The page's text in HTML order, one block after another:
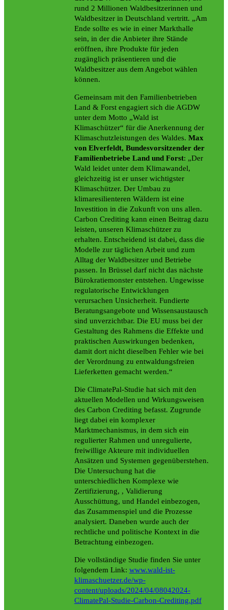
rund 2 Millionen Waldbesitzerinnen und
Waldbesitzer in Deutschland vertritt. „Am
Ende sollte es wie in einer Markthalle
sein, in der die Anbieter ihre Stände
eröffnen, ihre Produkte für jeden
zugänglich präsentieren und die
Waldbesitzer aus dem Angebot wählen
können.
Gemeinsam mit den Familienbetrieben
Land & Forst engagiert sich die AGDW
unter dem Motto „Wald ist
Klimaschützer“ für die Anerkennung der
Klimaschutzleistungen des Waldes. Max
von Elverfeldt, Bundesvorsitzender der
Familienbetriebe Land und Forst: „Der
Wald leidet unter dem Klimawandel,
gleichzeitig ist er unser wichtigster
Klimaschützer. Der Umbau zu
klimaresilienteren Wäldern ist eine
Investition in die Zukunft von uns allen.
Carbon Crediting kann einen Beitrag dazu
leisten, unseren Klimaschützer zu
erhalten. Entscheidend ist dabei, dass die
Modelle zur täglichen Arbeit und zum
Alltag der Waldbesitzer und Betriebe
passen. In Brüssel darf nicht das nächste
Bürokratiemonster entstehen. Ungewisse
regulatorische Entwicklungen
verursachen Unsicherheit. Fundierte
Beratungsangebote und Wissensaustausch
sind unverzichtbar. Die EU muss bei der
Gestaltung des Rahmens die Effekte und
praktischen Auswirkungen bedenken,
damit dort nicht dieselben Fehler wie bei
der Verordnung zu entwaldungsfreien
Lieferketten gemacht werden.“
Die ClimatePal-Studie hat sich mit den
aktuellen Modellen und Wirkungsweisen
des Carbon Crediting befasst. Zugrunde
liegt dabei ein komplexer
Marktmechanismus, in dem sich ein
regulierter Rahmen und unregulierte,
freiwillige Akteure mit individuellen
Ansätzen und Systemen gegenüberstehen.
Die Untersuchung hat die
unterschiedlichen Komplexe wie
Zertifizierung, , Validierung
Ausschüttung, und Handel einbezogen,
das Zusammenspiel und die Prozesse
analysiert. Daneben wurde auch der
rechtliche und politische Kontext in die
Betrachtung einbezogen.
Die vollständige Studie finden Sie unter
folgendem Link: www.wald-ist-
klimaschuetzer.de/wp-
content/uploads/2024/04/08042024-
ClimatePal-Studie-Carbon-Crediting.pdf